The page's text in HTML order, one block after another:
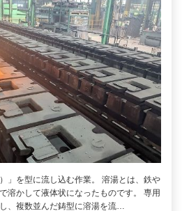
」を型に流し込む作業。 溶湯とは、鉄や
溶かして液体状になったものです。 専用
、複数並んだ鋳型に溶湯を流…